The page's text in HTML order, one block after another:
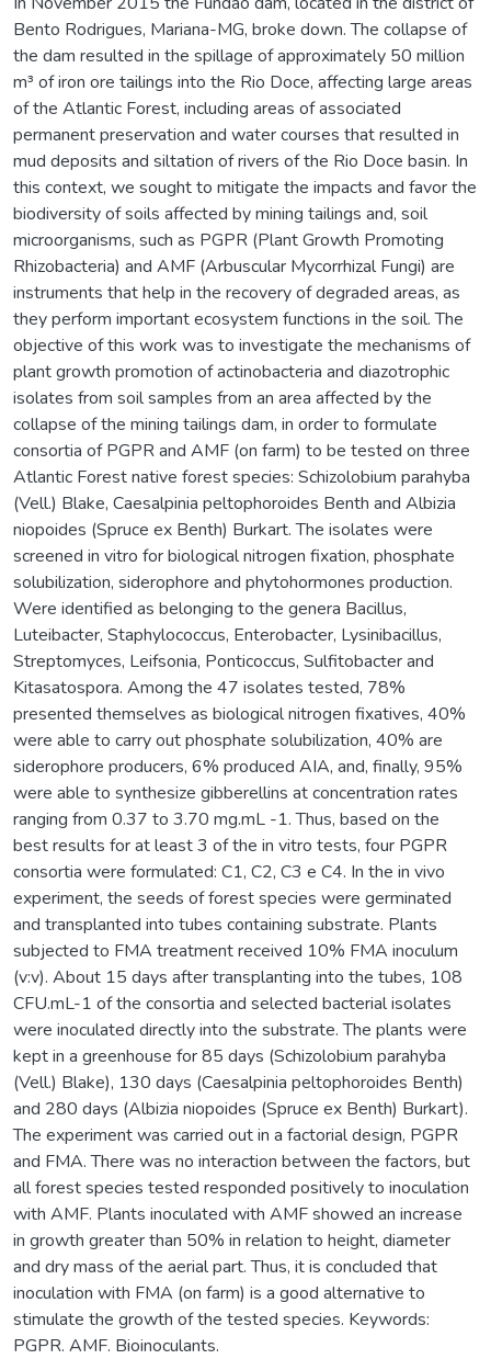
Bento Rodrigues, Mariana-MG, broke down. The collapse of
the dam resulted in the spillage of approximately 50 million
m³ of iron ore tailings into the Rio Doce, affecting large areas
of the Atlantic Forest, including areas of associated
permanent preservation and water courses that resulted in
mud deposits and siltation of rivers of the Rio Doce basin. In
this context, we sought to mitigate the impacts and favor the
biodiversity of soils affected by mining tailings and, soil
microorganisms, such as PGPR (Plant Growth Promoting
Rhizobacteria) and AMF (Arbuscular Mycorrhizal Fungi) are
instruments that help in the recovery of degraded areas, as
they perform important ecosystem functions in the soil. The
objective of this work was to investigate the mechanisms of
plant growth promotion of actinobacteria and diazotrophic
isolates from soil samples from an area affected by the
collapse of the mining tailings dam, in order to formulate
consortia of PGPR and AMF (on farm) to be tested on three
Atlantic Forest native forest species: Schizolobium parahyba
(Vell.) Blake, Caesalpinia peltophoroides Benth and Albizia
niopoides (Spruce ex Benth) Burkart. The isolates were
screened in vitro for biological nitrogen fixation, phosphate
solubilization, siderophore and phytohormones production.
Were identified as belonging to the genera Bacillus,
Luteibacter, Staphylococcus, Enterobacter, Lysinibacillus,
Streptomyces, Leifsonia, Ponticoccus, Sulfitobacter and
Kitasatospora. Among the 47 isolates tested, 78%
presented themselves as biological nitrogen fixatives, 40%
were able to carry out phosphate solubilization, 40% are
siderophore producers, 6% produced AIA, and, finally, 95%
were able to synthesize gibberellins at concentration rates
ranging from 0.37 to 3.70 mg.mL -1. Thus, based on the
best results for at least 3 of the in vitro tests, four PGPR
consortia were formulated: C1, C2, C3 e C4. In the in vivo
experiment, the seeds of forest species were germinated
and transplanted into tubes containing substrate. Plants
subjected to FMA treatment received 10% FMA inoculum
(v:v). About 15 days after transplanting into the tubes, 108
CFU.mL-1 of the consortia and selected bacterial isolates
were inoculated directly into the substrate. The plants were
kept in a greenhouse for 85 days (Schizolobium parahyba
(Vell.) Blake), 130 days (Caesalpinia peltophoroides Benth)
and 280 days (Albizia niopoides (Spruce ex Benth) Burkart).
The experiment was carried out in a factorial design, PGPR
and FMA. There was no interaction between the factors, but
all forest species tested responded positively to inoculation
with AMF. Plants inoculated with AMF showed an increase
in growth greater than 50% in relation to height, diameter
and dry mass of the aerial part. Thus, it is concluded that
inoculation with FMA (on farm) is a good alternative to
stimulate the growth of the tested species. Keywords:
PGPR. AMF. Bioinoculants.